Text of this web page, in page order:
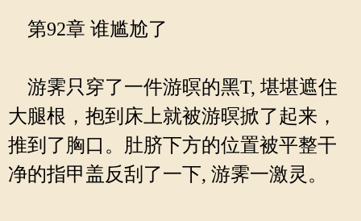
第92章 谁尴尬了
游霁只穿了一件游暝的黑T, 堪堪遮住
大腿根，抱到床上就被游暝掀了起来，
推到了胸口。肚脐下方的位置被平整干
净的指甲盖反刮了一下, 游霁一激灵。